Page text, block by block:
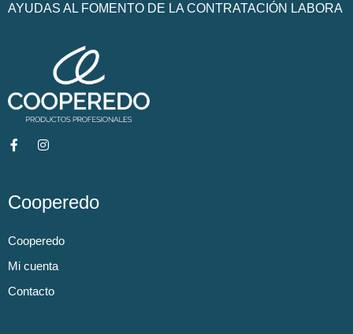
AYUDAS AL FOMENTO DE LA CONTRATACIÓN LABORA
Cooperedo
Cooperedo
Mi cuenta
Contacto